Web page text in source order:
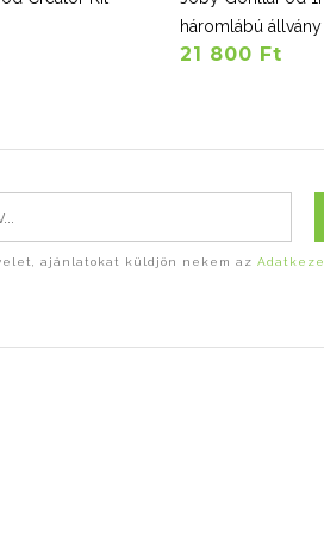
háromlábú
21 800 Ft
ajánlatokat küldjön nekem az